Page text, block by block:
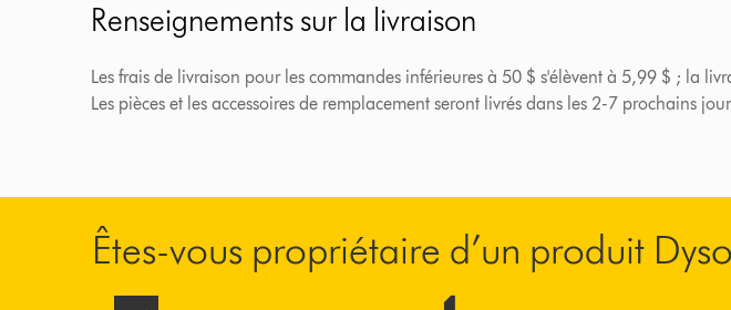
Renseignements sur la livraison
Les frais de livraison pour les commandes inférieures à 50 $ s'élèvent à 5,99 $ ; la
Les pièces et les accessoires de remplacement seront livrés dans les 2-7 prochains
Êtes-vous propriétaire d’un produit